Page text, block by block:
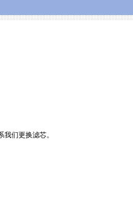
们更换滤芯。